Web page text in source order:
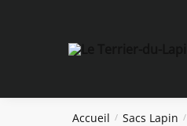
Accueil / Sacs Lapin /